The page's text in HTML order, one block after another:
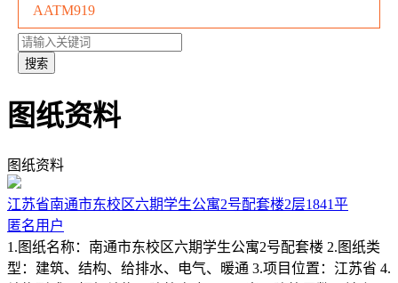
AATM919
搜索
图纸资料
图纸资料
江苏省南通市东校区六期学生公寓2号配套楼2层1841平
匿名用户
1.图纸名称：南通市东校区六期学生公寓2号配套楼 2.图纸类
型：建筑、结构、给排水、电气、暖通 3.项目位置：江苏省 4.